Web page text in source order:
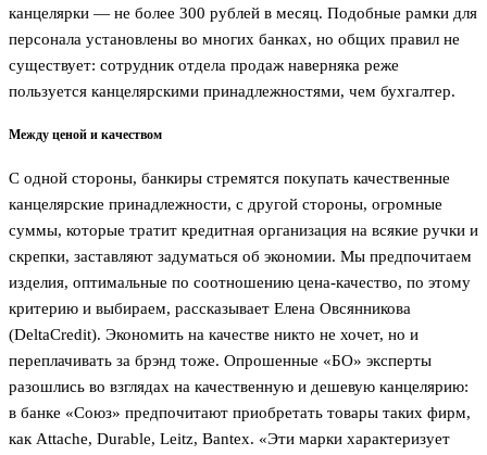
канцелярки — не более 300 рублей в месяц. Подобные рамки для
персонала установлены во многих банках, но общих правил не
существует: сотрудник отдела продаж наверняка реже
пользуется канцелярскими принадлежностями, чем бухгалтер.
Между ценой и качеством
С одной стороны, банкиры стремятся покупать качественные
канцелярские принадлежности, с другой стороны, огромные
суммы, которые тратит кредитная организация на всякие ручки и
скрепки, заставляют задуматься об экономии. Мы предпочитаем
изделия, оптимальные по соотношению цена-качество, по этому
критерию и выбираем, рассказывает Елена Овсянникова
(DeltaCredit). Экономить на качестве никто не хочет, но и
переплачивать за брэнд тоже. Опрошенные «БО» эксперты
разошлись во взглядах на качественную и дешевую канцелярию:
в банке «Союз» предпочитают приобретать товары таких фирм,
как Attache, Durable, Leitz, Bantex. «Эти марки характеризует